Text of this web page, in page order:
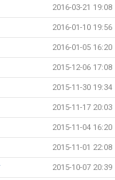
2016-03-21 19:08
2016-01-10 19:56
2016-01-05 16:20
2015-12-06 17:08
2015-11-30 19:34
2015-11-17 20:03
2015-11-04 16:20
2015-11-01 22:08
2015-10-07 20:39